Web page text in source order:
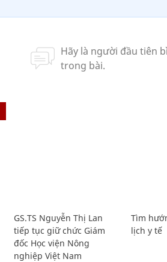
GS.TS Nguyễn Thị Lan
tiếp tục giữ chức Giám
đốc Học viện Nông
nghiệp Việt Nam
Tìm
lịch y tế